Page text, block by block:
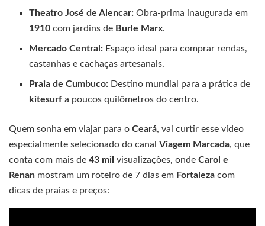
Theatro José de Alencar: Obra-prima inaugurada em
1910 com jardins de Burle Marx.
Mercado Central: Espaço ideal para comprar rendas,
castanhas e cachaças artesanais.
Praia de Cumbuco: Destino mundial para a prática de
kitesurf a poucos quilômetros do centro.
Quem sonha em viajar para o Ceará, vai curtir esse vídeo
especialmente selecionado do canal Viagem Marcada, que
conta com mais de 43 mil visualizações, onde Carol e
Renan mostram um roteiro de 7 dias em Fortaleza com
dicas de praias e preços: